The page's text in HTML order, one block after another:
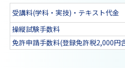
受講料(学科・実技)・テキスト代金
操縦試験手数料
免許申請手数料(登録免許税2,000円